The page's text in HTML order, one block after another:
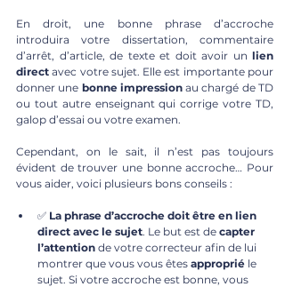
En droit, une bonne phrase d’accroche
introduira votre dissertation, commentaire
d’arrêt, d’article, de texte et doit avoir un lien
direct avec votre sujet. Elle est importante pour
donner une bonne impression au chargé de TD
ou tout autre enseignant qui corrige votre TD,
galop d’essai ou votre examen.
Cependant, on le sait, il n’est pas toujours
évident de trouver une bonne accroche… Pour
vous aider, voici plusieurs bons conseils :
✅ La phrase d’accroche doit être en lien
direct avec le sujet. Le but est de capter
l’attention de votre correcteur afin de lui
montrer que vous vous êtes approprié le
sujet. Si votre accroche est bonne, vous